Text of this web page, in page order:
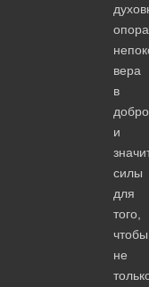
вера
в
добро
и
силы
для
того,
чтобы
не